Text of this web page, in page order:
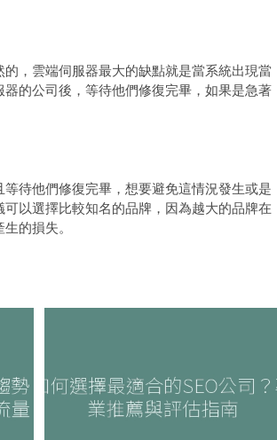
，雲端伺服器最大的缺點就是當系統出現當
的公司後，等待他們修復完畢，如果是急著
待他們修復完畢，想要避免這情況發生或是
以選擇比較知名的品牌，因為越大的品牌在
的損失。